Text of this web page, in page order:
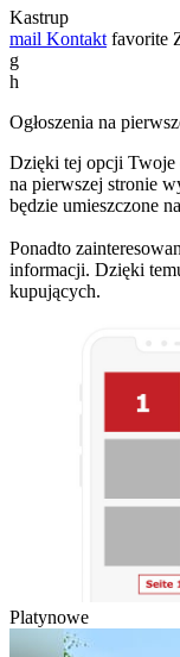
Kastrup
mail Kontakt favorite
g
h
Ogłoszenia na
Dzięki tej opcji Twoje
na pierwszej stronie
będzie umieszczone
Ponadto
informacji. Dzięki
kupujących.
Platynowe